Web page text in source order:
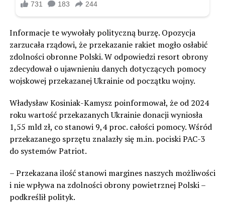
Informacje te wywołały polityczną burzę. Opozycja
zarzucała rządowi, że przekazanie rakiet mogło osłabić
zdolności obronne Polski. W odpowiedzi resort obrony
zdecydował o ujawnieniu danych dotyczących pomocy
wojskowej przekazanej Ukrainie od początku wojny.
Władysław Kosiniak-Kamysz poinformował, że od 2024
roku wartość przekazanych Ukrainie donacji wyniosła
1,55 mld zł, co stanowi 9,4 proc. całości pomocy. Wśród
przekazanego sprzętu znalazły się m.in. pociski PAC-3
do systemów Patriot.
– Przekazana ilość stanowi margines naszych możliwości
i nie wpływa na zdolności obrony powietrznej Polski –
podkreślił polityk.